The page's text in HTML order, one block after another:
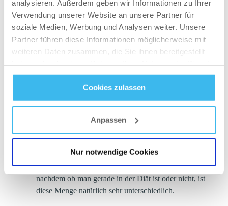
analysieren. Außerdem geben wir Informationen zu Ihrer
Verwendung unserer Website an unsere Partner für
soziale Medien, Werbung und Analysen weiter. Unsere
Partner führen diese Informationen möglicherweise mit
weiteren Daten zusammen, die Sie ihnen bereitgestellt
gesammelt haben.
Datenschutz- undCookie-Richtlinien
Cookies zulassen
Anpassen
Nur notwendige Cookies
auch noch sehr gut kennen. Der Zeitaufwand pro
Tag beläuft sich auf geschätzte 10 bis 20 Minuten –
also nicht wirklich viel..
Die Verteilung der Makronährstoffe
Makronährstoffe zu zählen, man sollte auch auf eine
dementsprechende Verteilung achten. Ich orientiere
mich meistens an folgenden Vorgaben:
Protein: 2 g pro kg Körpergewicht pro Tag
: 1 g pro kg Körpergewicht pro Tag
Kohlenhydrate: restliche Energieaufnahme, je
nachdem ob man gerade in der Diät ist oder nicht, ist
diese Menge natürlich sehr unterschiedlich.